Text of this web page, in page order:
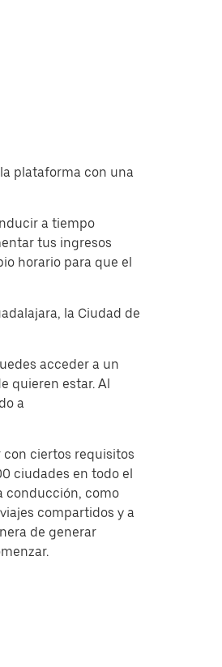
plataforma con una
a tiempo
tus ingresos
horario para que el
la Ciudad de
acceder a un
quieren estar. Al
a
ciertos requisitos
ciudades en todo el
conducción, como
compartidos y a
de generar